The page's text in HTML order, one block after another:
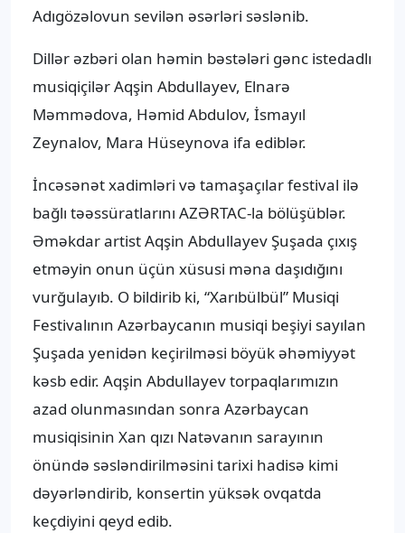
Adıgözəlovun sevilən əsərləri səslənib.
Dillər əzbəri olan həmin bəstələri gənc istedadlı
musiqiçilər Aqşin Abdullayev, Elnarə
Məmmədova, Həmid Abdulov, İsmayıl
Zeynalov, Mara Hüseynova ifa ediblər.
İncəsənət xadimləri və tamaşaçılar festival ilə
bağlı təəssüratlarını AZƏRTAC-la bölüşüblər.
Əməkdar artist Aqşin Abdullayev Şuşada çıxış
etməyin onun üçün xüsusi məna daşıdığını
vurğulayıb. O bildirib ki, “Xarıbülbül” Musiqi
Festivalının Azərbaycanın musiqi beşiyi sayılan
Şuşada yenidən keçirilməsi böyük əhəmiyyət
kəsb edir. Aqşin Abdullayev torpaqlarımızın
azad olunmasından sonra Azərbaycan
musiqisinin Xan qızı Natəvanın sarayının
önündə səsləndirilməsini tarixi hadisə kimi
dəyərləndirib, konsertin yüksək ovqatda
keçdiyini qeyd edib.